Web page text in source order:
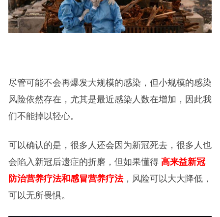
尽管可能不会再爆发大规模的感染，但小规模的感染
风险依然存在，尤其是最近感染人数在增加，因此我
们不能掉以轻心。
可以确认的是，很多人还会因为新冠死去，很多人也
会陷入新冠后遗症的折磨，但如果懂得 高来益新冠
防治营养疗法和感冒营养疗法，风险可以大大降低，
可以无所畏惧。